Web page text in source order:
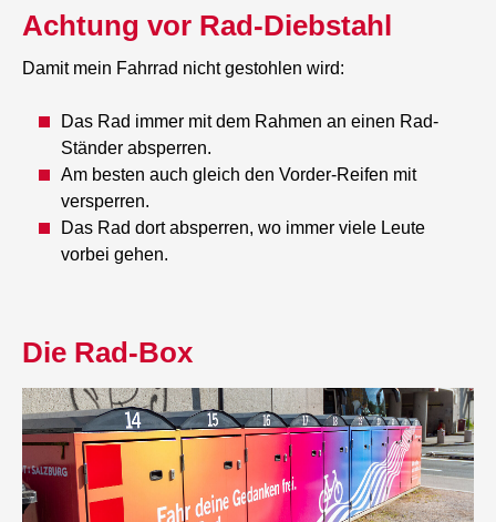
Achtung vor Rad-Diebstahl
Damit mein Fahrrad nicht gestohlen wird:
Das Rad immer mit dem Rahmen an einen Rad-
Ständer absperren.
Am besten auch gleich den Vorder-Reifen mit
versperren.
Das Rad dort absperren, wo immer viele Leute
vorbei gehen.
Die Rad-Box